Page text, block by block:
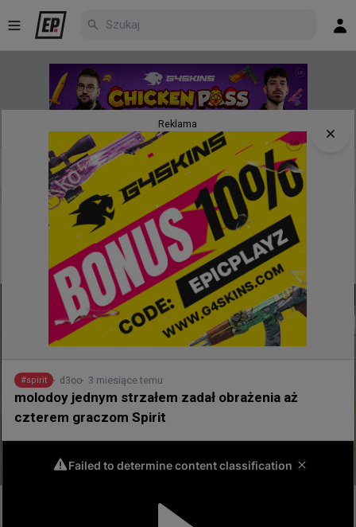
Nowe Najpopularniejsze Poczekalnia
gizmy d3oo 23 minuty temu
Gizmy wygrywa w wielkim stylu 1vs3 i doprowadza
do dogrywki w starciu 100 Thieves - BC.Game!
Reklama
#spirit d3oo 3 miesiące temu
molodoy jednym strzałem zadał obrażenia aż
czterem graczom Spirit